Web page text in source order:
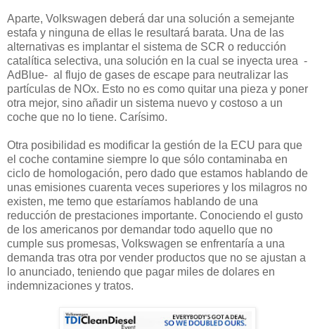
Aparte, Volkswagen deberá dar una solución a semejante
estafa y ninguna de ellas le resultará barata. Una de las
alternativas es implantar el sistema de SCR o reducción
catalítica selectiva, una solución en la cual se inyecta urea -
AdBlue- al flujo de gases de escape para neutralizar las
partículas de NOx. Esto no es como quitar una pieza y poner
otra mejor, sino añadir un sistema nuevo y costoso a un
coche que no lo tiene. Carísimo.
Otra posibilidad es modificar la gestión de la ECU para que
el coche contamine siempre lo que sólo contaminaba en
ciclo de homologación, pero dado que estamos hablando de
unas emisiones cuarenta veces superiores y los milagros no
existen, me temo que estaríamos hablando de una
reducción de prestaciones importante. Conociendo el gusto
de los americanos por demandar todo aquello que no
cumple sus promesas, Volkswagen se enfrentaría a una
demanda tras otra por vender productos que no se ajustan a
lo anunciado, teniendo que pagar miles de dolares en
indemnizaciones y tratos.